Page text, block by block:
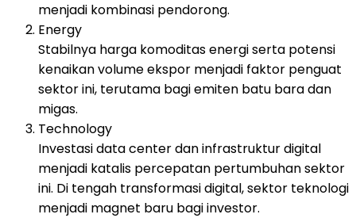
menjadi kombinasi pendorong.
Energy
Stabilnya harga komoditas energi serta potensi
kenaikan volume ekspor menjadi faktor penguat
sektor ini, terutama bagi emiten batu bara dan
migas.
Technology
Investasi data center dan infrastruktur digital
menjadi katalis percepatan pertumbuhan sektor
ini. Di tengah transformasi digital, sektor teknologi
menjadi magnet baru bagi investor.